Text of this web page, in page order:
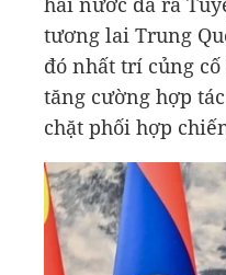
tương lai Trung
đó nhất trí củng
tăng cường hợp
chặt phối hợp